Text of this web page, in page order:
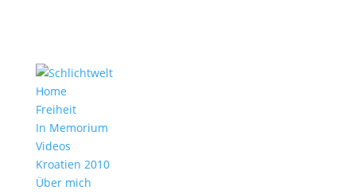
Home
Freiheit
In Memorium
Videos
Kroatien 2010
Über mich